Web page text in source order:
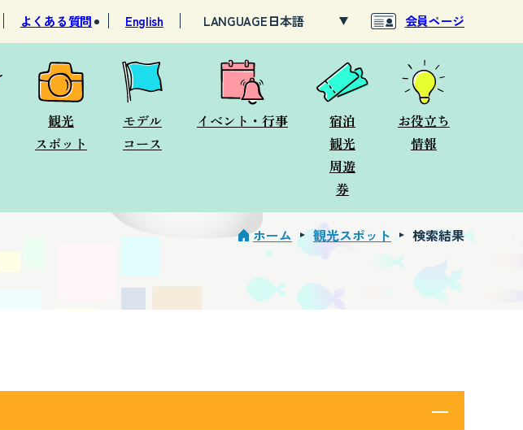
よくある質問 English LANGUAGE 会員ページ
観光
スポット
モデル
コース
イベント・行事
宿泊
観光
周遊
券
お役立ち
情報
ホーム 観光スポット 検索結果